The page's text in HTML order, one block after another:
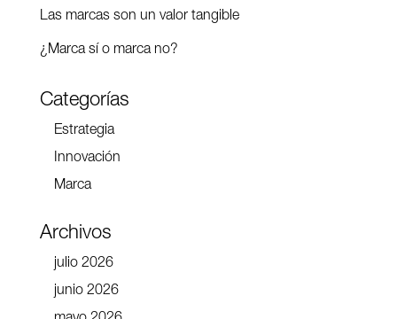
Las marcas son un valor tangible
¿Marca sí o marca no?
Categorías
Estrategia
Innovación
Marca
Archivos
julio 2026
junio 2026